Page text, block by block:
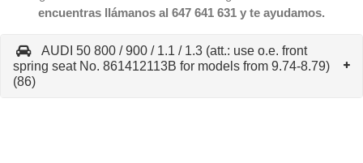
encuentras llámanos al 647 641 631 y te ayudamos.
AUDI 50 800 / 900 / 1.1 / 1.3 (att.: use o.e. front
spring seat No. 861412113B for models from 9.74-8.79)
(86)